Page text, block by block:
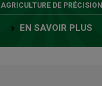
AGRICULTURE DE PRÉCISION
EN SAVOIR PLUS